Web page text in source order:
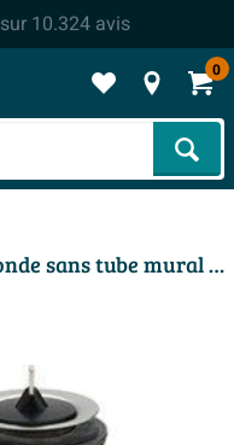
sur 10.324avis
0
Viega siphon à gobelet pour bonde sans tube mural 5/4 avec rosace chrome